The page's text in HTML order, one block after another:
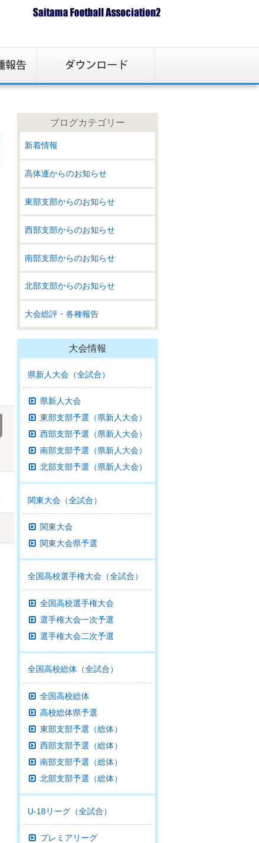
ブログカテゴリー
新着情報
高体連からのお知らせ
東部支部からのお知らせ
西部支部からのお知らせ
南部支部からのお知らせ
北部支部からのお知らせ
大会総評・各種報告
大会情報
県新人大会（全試合）
県新人大会
東部支部予選（県新人大会）
西部支部予選（県新人大会）
南部支部予選（県新人大会）
北部支部予選（県新人大会）
関東大会（全試合）
関東大会
関東大会県予選
全国高校選手権大会（全試合）
全国高校選手権大会
選手権大会一次予選
選手権大会二次予選
全国高校総体（全試合）
全国高校総体
高校総体県予選
東部支部予選（総体）
西部支部予選（総体）
南部支部予選（総体）
北部支部予選（総体）
U-18リーグ（全試合）
プレミアリーグ